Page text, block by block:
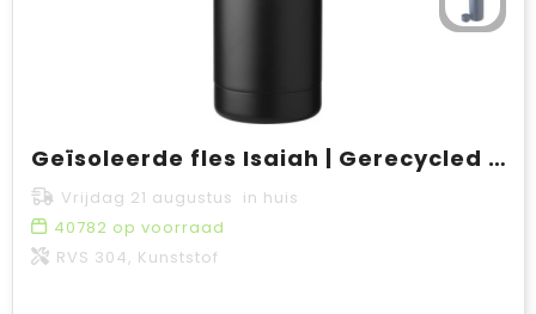
Geïsoleerde fles Isaiah | Gerecycled | 500 ml
Vrijdag 21 augustus in huis
40782 op voorraad
RVS 304, Kunststof